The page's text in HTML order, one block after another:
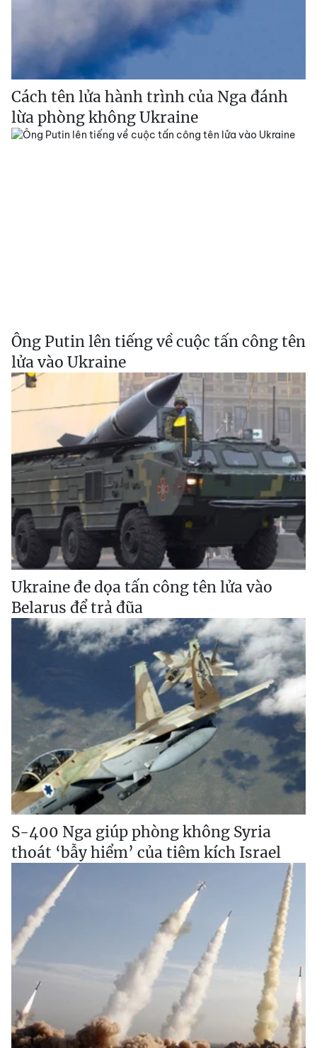
Cách tên lửa hành trình của Nga đánh
lừa phòng không Ukraine
Ông Putin lên tiếng về cuộc tấn công tên
lửa vào Ukraine
Ukraine đe dọa tấn công tên lửa vào
Belarus để trả đũa
S-400 Nga giúp phòng không Syria
thoát ‘bẫy hiểm’ của tiêm kích Israel